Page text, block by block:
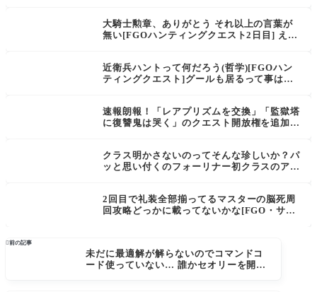
大騎士勲章、ありがとう それ以上の言葉が
無い[FGOハンティングクエスト2日目] えっ
近衛兵ハントって何だろう(哲学)[FGOハン
ティングクエスト]グールも居るって事は…
速報朗報！「レアプリズムを交換」「監獄塔
に復讐鬼は哭く」のクエスト開放権を追加！
クラス明かさないのってそんな珍しいか？パ
ッと思い付くのフォーリナー初クラスのアビ
送まとめ２
2回目で礼装全部揃ってるマスターの脳死周
回攻略どっかに載ってないかな[FGO・サバ
前の記事
未だに最適解が解らないのでコマンドコ
ード使っていない… 誰かセオリーを開発